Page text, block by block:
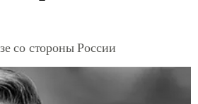
со стороны России